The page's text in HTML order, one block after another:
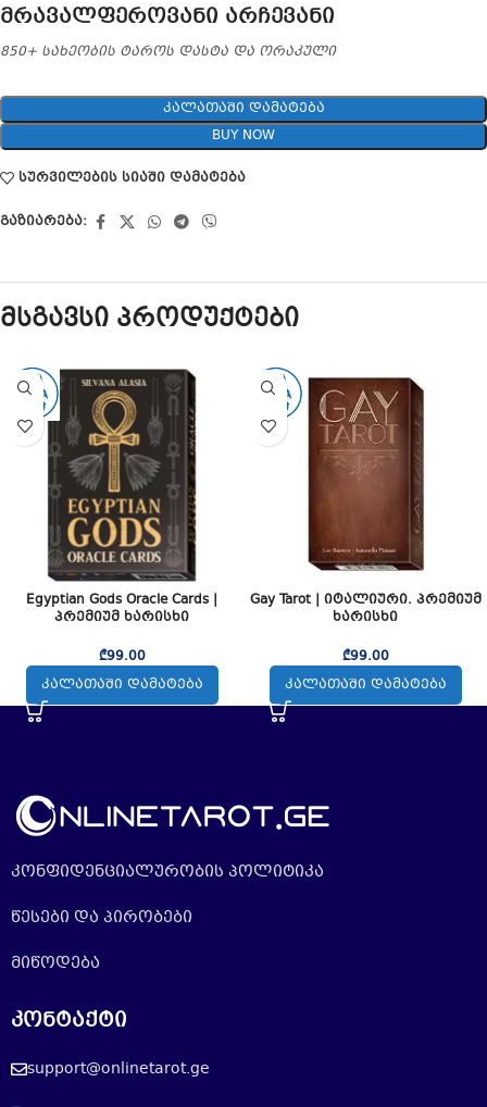
მრავალფეროვანი არჩევანი
850+ სახეობის ტაროს დასტა და ორაკული
ᲙᲐᲚᲐᲗᲐᲨᲘ ᲓᲐᲛᲐᲢᲔᲑᲐ
BUY NOW
სურვილების სიაში დამატება
გაზიარება:
მსგავსი პროდუქტები
Egyptian Gods Oracle Cards |
პრემიუმ ხარისხი
₾99.00
ᲙᲐᲚᲐᲗᲐᲨᲘ ᲓᲐᲛᲐᲢᲔᲑᲐ
Gay Tarot | იტალიური. პრემიუმ
ხარისხი
₾99.00
ᲙᲐᲚᲐᲗᲐᲨᲘ ᲓᲐᲛᲐᲢᲔᲑᲐ
კონფიდენციალურობის პოლიტიკა
წესები და პირობები
მიწოდება
კონტაქტი
support@onlinetarot.ge